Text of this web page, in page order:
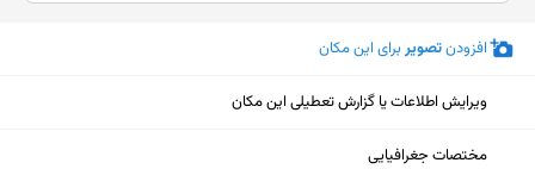
افزودنتصویربرای این مکان
ویرایش اطلاعات یا گزارش تعطیلی این مکان
مختصات جغرافیایی